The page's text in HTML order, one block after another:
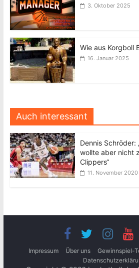
3. Oktober 2025
Wie aus Korgboll
16. Januar 2025
Auch interessant
Dennis Schröder:
wollte aber nicht
Clippers“
11. November 2020
Impressum Über uns
Gewinnspiel-